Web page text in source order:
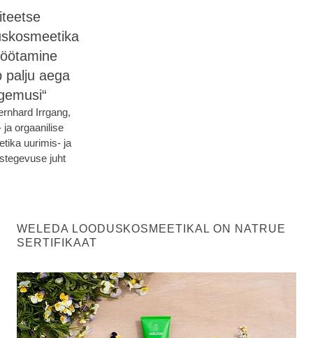
palju aega
Irrgang,
ja orgaanilise
uurimis- ja
juht
WELEDA LOODUSKOSMEETIKAL ON NATRUE
SERTIFIKAAT